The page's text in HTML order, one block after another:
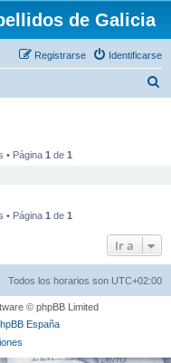
de Galicia
Identificarse
Registrarse
• Página 1 de 1
• Página 1 de 1
Ir a
Todos los horarios son UTC+02:00
© phpBB Limited
España